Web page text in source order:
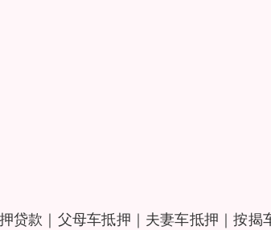
贷款｜父母车抵押｜夫妻车抵押｜按揭